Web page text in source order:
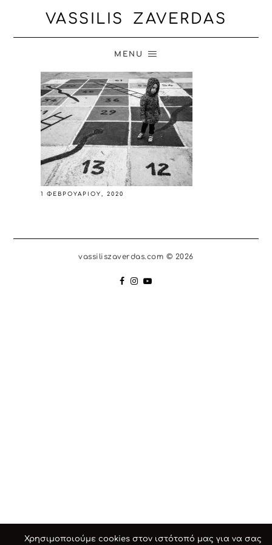
VASSILIS ZAVERDAS
MENU
1 ΦΕΒΡΟΥΑΡΊΟΥ, 2020
vassiliszaverdas.com © 2026
Χρησιμοποιούμε cookies στον ιστότοπό μας για να σας